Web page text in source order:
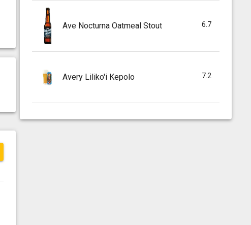
Ave Nocturna Oatmeal Stout 6.7
Avery Liliko'i Kepolo 7.2